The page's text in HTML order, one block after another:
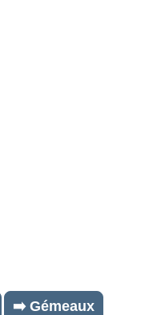
➡️ Gémeaux